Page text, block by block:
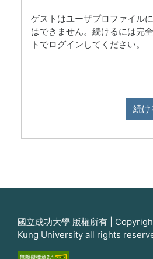
ゲストはユーザプロファイル
はできません。続けるには完
トでログインしてください。
続け
國立成功大學 版權所有 |
Kung University all rights